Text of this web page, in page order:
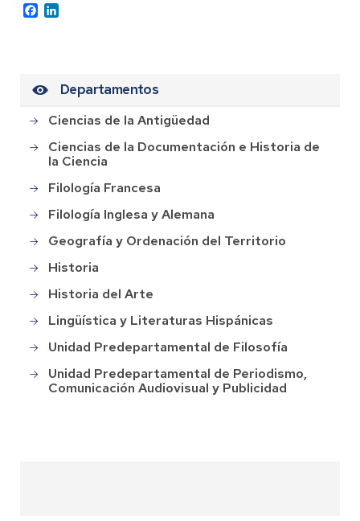
Facebook
Departamentos
Ciencias de la Antigüedad
Ciencias de la Documentación e Historia de
la Ciencia
Filología Francesa
Filología Inglesa y Alemana
Geografía y Ordenación del Territorio
Historia
Historia del Arte
Lingüística y Literaturas Hispánicas
Unidad Predepartamental de Filosofía
Unidad Predepartamental de Periodismo,
Comunicación Audiovisual y Publicidad